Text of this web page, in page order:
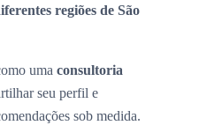
regiões de São
uma consultoria
seu perfil e
sob medida.